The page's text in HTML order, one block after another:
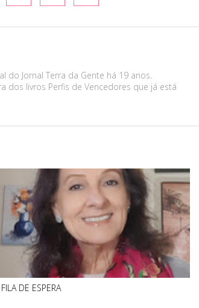
do Jornal Terra da Gente há 19 anos.
dos livros Perfis de Vencedores que já está
DE ESPERA